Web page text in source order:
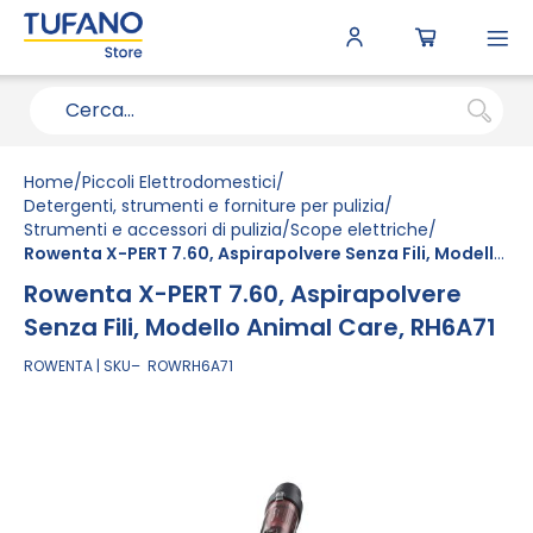
Home Piccoli Elettrodomestici
Detergenti, strumenti e forniture per pulizia
Strumenti e accessori di pulizia Scope elettriche
Rowenta X-PERT 7.60, Aspirapolvere Senza Fili, Modello Animal Care, RH6A71
Rowenta X-PERT 7.60, Aspirapolvere
Senza Fili, Modello Animal Care, RH6A71
ROWENTA SKU ROWRH6A71